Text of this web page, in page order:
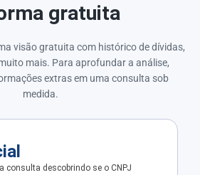
gratuita
visão gratuita com histórico de dívidas,
mais. Para aprofundar a análise,
extras em uma consulta sob
medida.
consulta descobrindo se o CNPJ